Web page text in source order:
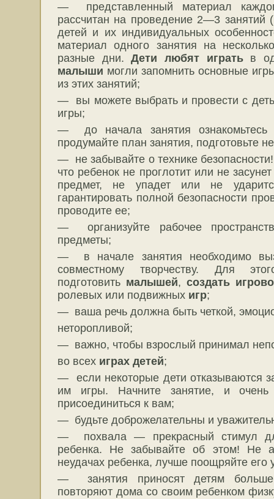
— представленный материал
рассчитан на проведение 2—3 занятий
детей и их индивидуальных
материал одного занятия на
разные дни.Дети любят игратьв
малыши могли запомнить основные
из этих занятий;
— вы можете выбрать и провести с
игры;
— до начала занятия
продумайте план занятия, подготовьте
— не забывайте о технике
что ребенок не проглотит или не
предмет, не упадет или не
гарантировать полной безопасности
проводите ее;
— организуйте рабочее
предметы;
— в начале занятия необходимо
совместному творчеству. Для
подготовить малышей, создать
ролевых или подвижных игр;
— ваша речь должна быть четкой,
неторопливой;
— важно, чтобы взрослый принимал
во всех играх детей;
— если некоторые дети отказываются
им игры. Начните занятие, и очень
присоединиться к вам;
— будьте доброжелательны и
— похвала — прекрасный стимул
ребенка. Не забывайте об этом! Не
неудачах ребенка, лучше поощряйте его
— занятия приносят детям
повторяют дома со своим ребенком